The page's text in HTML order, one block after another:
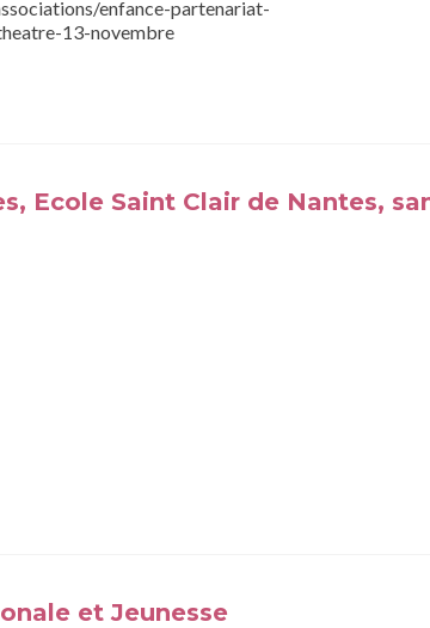
enfance-partenariat-
13-novembre
Ecole Saint Clair de Nantes,
et Jeunesse